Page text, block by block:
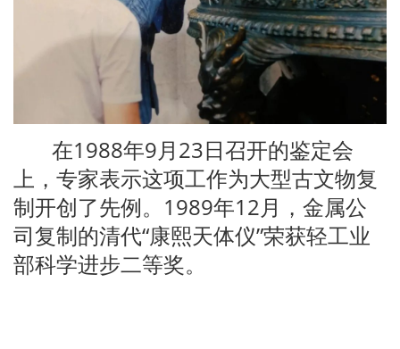
在1988年9月23日召开的鉴定会
上，专家表示这项工作为大型古文物复
制开创了先例。1989年12月，金属公
司复制的清代“康熙天体仪”荣获轻工业
部科学进步二等奖。